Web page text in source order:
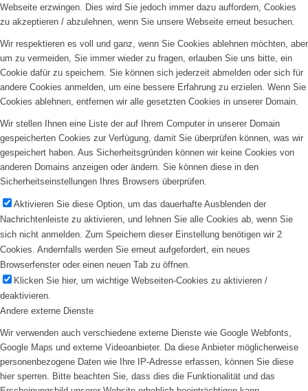
Webseite erzwingen. Dies wird Sie jedoch immer dazu auffordern, Cookies
zu akzeptieren / abzulehnen, wenn Sie unsere Webseite erneut besuchen.
Wir respektieren es voll und ganz, wenn Sie Cookies ablehnen möchten, aber
um zu vermeiden, Sie immer wieder zu fragen, erlauben Sie uns bitte, ein
Cookie dafür zu speichern. Sie können sich jederzeit abmelden oder sich für
andere Cookies anmelden, um eine bessere Erfahrung zu erzielen. Wenn Sie
Cookies ablehnen, entfernen wir alle gesetzten Cookies in unserer Domain.
Wir stellen Ihnen eine Liste der auf Ihrem Computer in unserer Domain
gespeicherten Cookies zur Verfügung, damit Sie überprüfen können, was wir
gespeichert haben. Aus Sicherheitsgründen können wir keine Cookies von
anderen Domains anzeigen oder ändern. Sie können diese in den
Sicherheitseinstellungen Ihres Browsers überprüfen.
Aktivieren Sie diese Option, um das dauerhafte Ausblenden der
Nachrichtenleiste zu aktivieren, und lehnen Sie alle Cookies ab, wenn Sie
sich nicht anmelden. Zum Speichern dieser Einstellung benötigen wir 2
Cookies. Andernfalls werden Sie erneut aufgefordert, ein neues
Browserfenster oder einen neuen Tab zu öffnen.
Klicken Sie hier, um wichtige Webseiten-Cookies zu aktivieren /
deaktivieren.
Andere externe Dienste
Wir verwenden auch verschiedene externe Dienste wie Google Webfonts,
Google Maps und externe Videoanbieter. Da diese Anbieter möglicherweise
personenbezogene Daten wie Ihre IP-Adresse erfassen, können Sie diese
hier sperren. Bitte beachten Sie, dass dies die Funktionalität und das